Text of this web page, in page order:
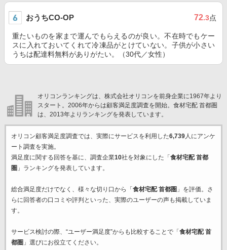
おうちCO-OP 72.3点
重たいものを家まで運んでもらえるのが良い。不在時でもケー
スに入れておいてくれて冷凍品がとけていない。子供が小さい
うちは配達料無料がありがたい。（30代／女性）
オリコンランキングは、株式会社オリコンを前身企業に1967年より
スタート。2006年からは顧客満足度調査を開始。食材宅配 首都圏
は、2013年よりランキングを発表しています。
オリコン顧客満足度調査では、実際にサービスを利用した6,739人にアンケ
ート調査を実施。
満足度に関する回答を基に、調査企業10社を対象にした「 食材宅配 首都
圏 」ランキングを発表しています。
総合満足度だけでなく、様々な切り口から「 食材宅配 首都圏 」を評価。さ
らに回答者の口コミや評判といった、実際のユーザーの声も掲載していま
す。
サービス検討の際、“ユーザー満足度”からも比較することで「 食材宅配 首
都圏 」選びにお役立てください。